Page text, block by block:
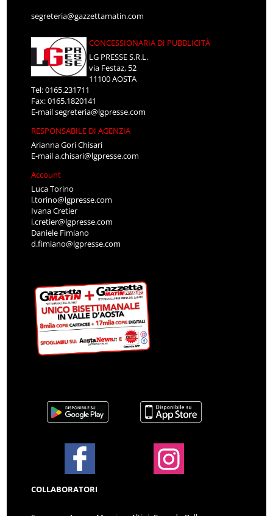
segreteria@gazzettamatin.com
CONCESSIONARIA DI PUBBLICITÀ
LG PRESSE S.R.L.
via Festaz, 52
11100 AOSTA
Tel: 0165.231711
Fax: 0165.1820141
E-mailsegreteria@lgpresse.com
RESPONSABILE DI AGENZIA
Arianna Gori Chisari
E-maila.chisari@lgpresse.com
Account
Luca Torino
l.torino@lgpresse.com
Ivana Cretier
i.cretier@lgpresse.com
Daniele Fimiano
d.fimiano@lgpresse.com
COLLABORATORI